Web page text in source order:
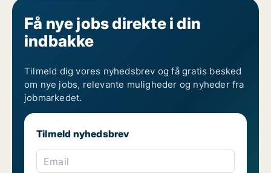
Få nye jobs direkte i din
indbakke
Tilmeld dig vores nyhedsbrev og få gratis besked
om nye jobs, relevante muligheder og nyheder fra
jobmarkedet.
Tilmeld nyhedsbrev
Email